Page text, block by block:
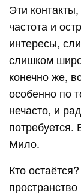
Эти
частота и
интересы,
слишком
конечно же,
особенно по
нечасто, и
Мило.
Кто